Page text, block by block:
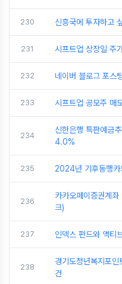
230 신흥국에 투자하고
231 시프트업 상장일 주
232 네이버 블로그 포스
233 시프트업 공모주 매
234
신한은행 특판예금
4.0%
235 2024년 기후동행카
236
카카오페이증권계
크)
237 인덱스 펀드와 액티
238
경기도청년복지포
건